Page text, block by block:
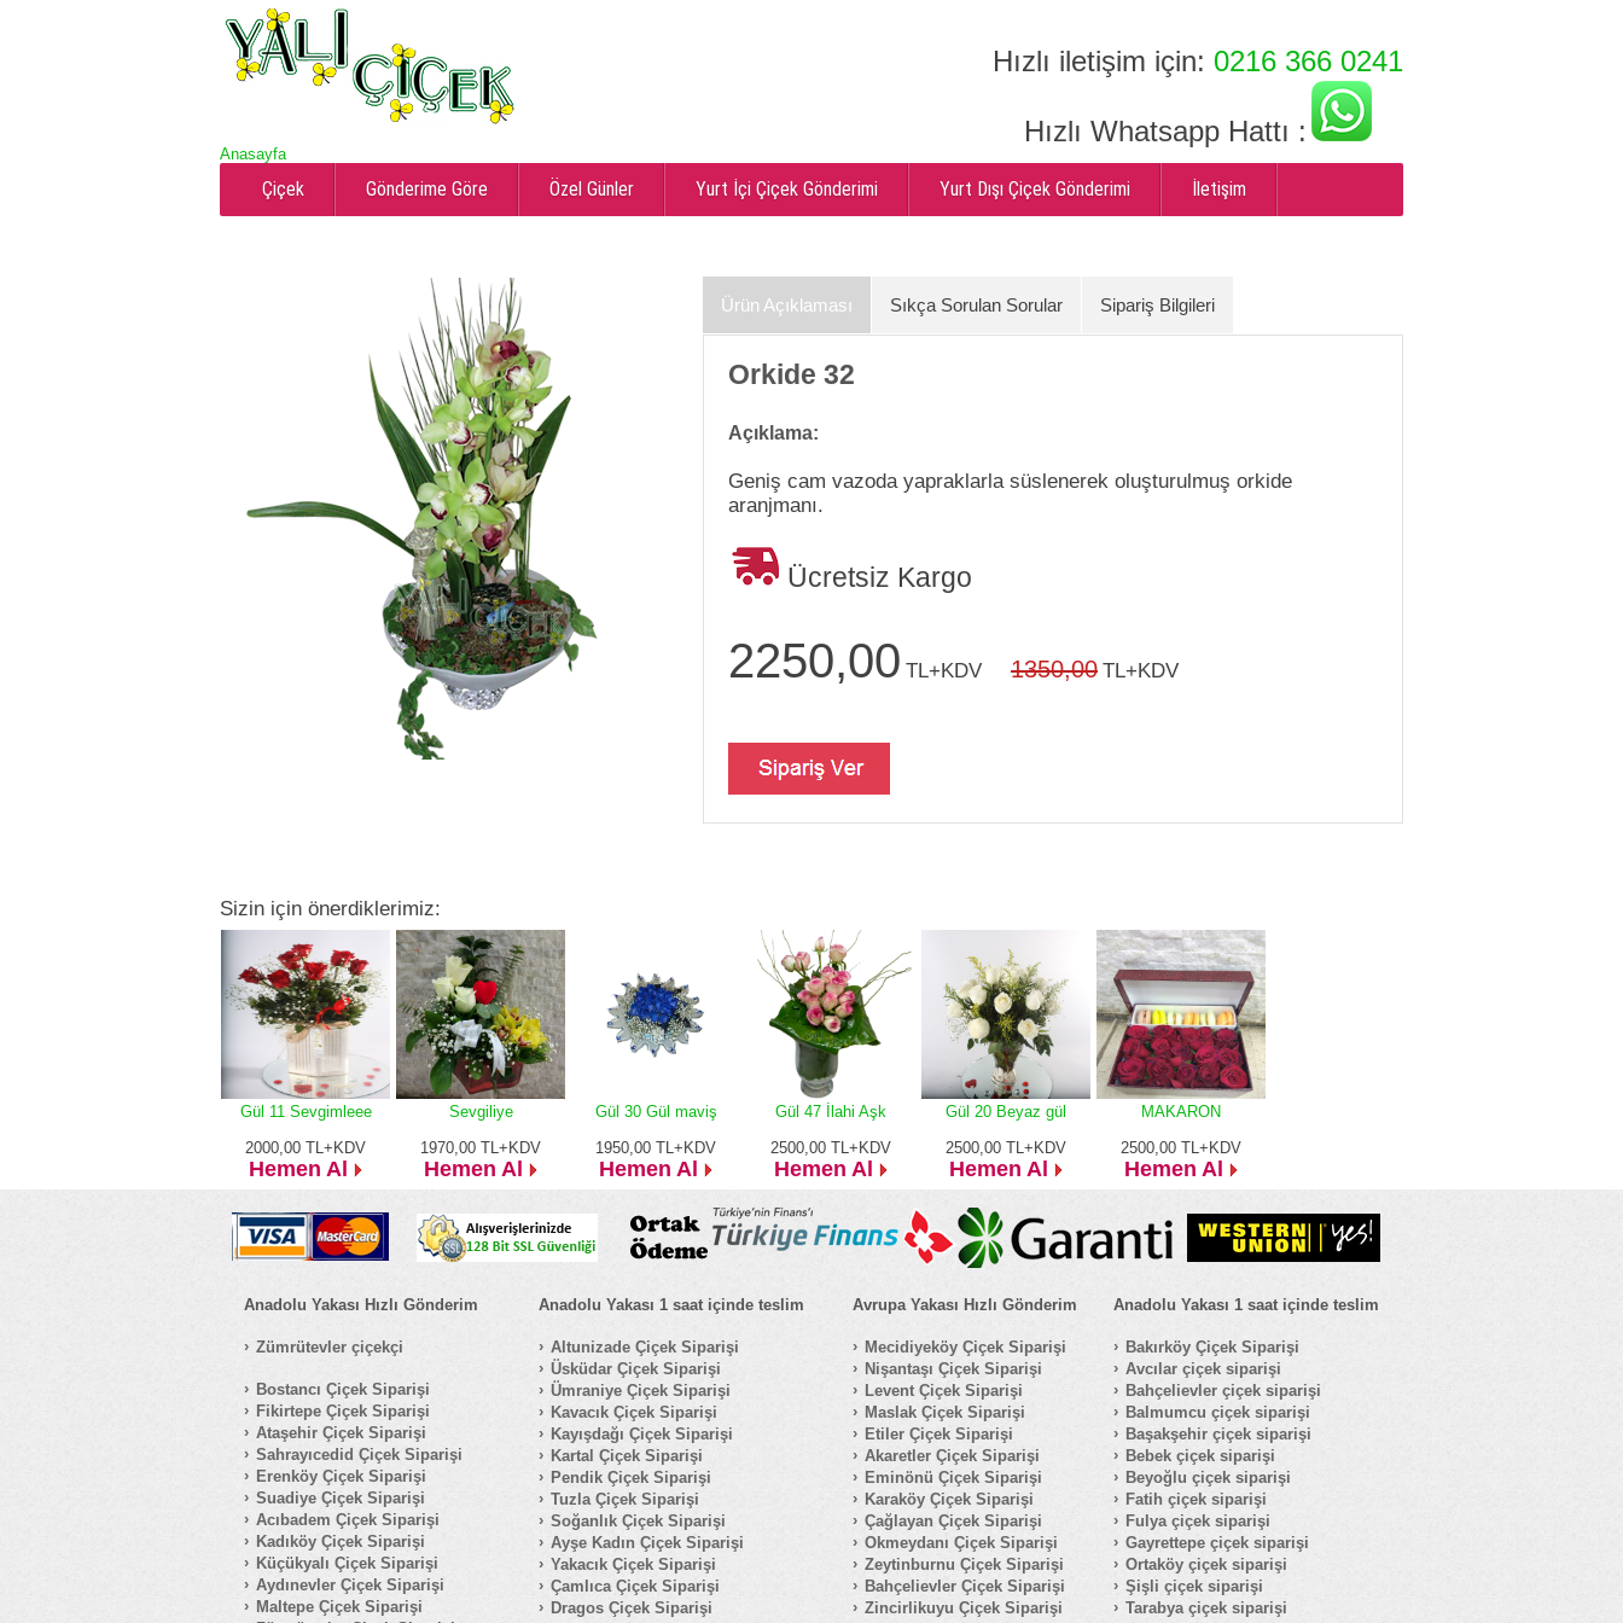
Anasayfa
Hızlı iletişim için: 0216 366 0241
Hızlı Whatsapp Hattı :
Çiçek Gönderime Göre Özel Günler Yurt İçi Çiçek Gönderimi Yurt Dışı Çiçek Gönderimi İletişim
Ürün Açıklaması Sıkça Sorulan Sorular Sipariş Bilgileri
Orkide 32
Açıklama:
Geniş cam vazoda yapraklarla süslenerek oluşturulmuş orkide
aranjmanı.
Ücretsiz Kargo
2250,00 TL+KDV 1350,00 TL+KDV
Sizin için önerdiklerimiz:
Gül 11 Sevgimleee
2000,00 TL+KDV
Hemen Al
Sevgiliye
1970,00 TL+KDV
Hemen Al
Gül 30 Gül maviş
1950,00 TL+KDV
Hemen Al
Gül 47 İlahi Aşk
2500,00 TL+KDV
Hemen Al
Gül 20 Beyaz gül
2500,00 TL+KDV
Hemen Al
MAKARON
2500,00 TL+KDV
Hemen Al
Anadolu Yakası Hızlı Gönderim
Zümrütevler çiçekçi
Bostancı Çiçek Siparişi
Fikirtepe Çiçek Siparişi
Ataşehir Çiçek Siparişi
Sahrayıcedid Çiçek Siparişi
Erenköy Çiçek Siparişi
Suadiye Çiçek Siparişi
Acıbadem Çiçek Siparişi
Kadıköy Çiçek Siparişi
Küçükyalı Çiçek Siparişi
Aydınevler Çiçek Siparişi
Maltepe Çiçek Siparişi
Anadolu Yakası 1 saat içinde teslim
Altunizade Çiçek Siparişi
Üsküdar Çiçek Siparişi
Ümraniye Çiçek Siparişi
Kavacık Çiçek Siparişi
Kayışdağı Çiçek Siparişi
Kartal Çiçek Siparişi
Pendik Çiçek Siparişi
Tuzla Çiçek Siparişi
Soğanlık Çiçek Siparişi
Ayşe Kadın Çiçek Siparişi
Yakacık Çiçek Siparişi
Çamlıca Çiçek Siparişi
Dragos Çiçek Siparişi
Avrupa Yakası Hızlı Gönderim
Mecidiyeköy Çiçek Siparişi
Nişantaşı Çiçek Siparişi
Levent Çiçek Siparişi
Maslak Çiçek Siparişi
Etiler Çiçek Siparişi
Akaretler Çiçek Siparişi
Eminönü Çiçek Siparişi
Karaköy Çiçek Siparişi
Çağlayan Çiçek Siparişi
Okmeydanı Çiçek Siparişi
Zeytinburnu Çiçek Siparişi
Bahçelievler Çiçek Siparişi
Zincirlikuyu Çiçek Siparişi
Anadolu Yakası 1 saat içinde teslim
Bakırköy Çiçek Siparişi
Avcılar çiçek siparişi
Bahçelievler çiçek siparişi
Balmumcu çiçek siparişi
Başakşehir çiçek siparişi
Bebek çiçek siparişi
Beyoğlu çiçek siparişi
Fatih çiçek siparişi
Fulya çiçek siparişi
Gayrettepe çiçek siparişi
Ortaköy çiçek siparişi
Şişli çiçek siparişi
Tarabya çiçek siparişi